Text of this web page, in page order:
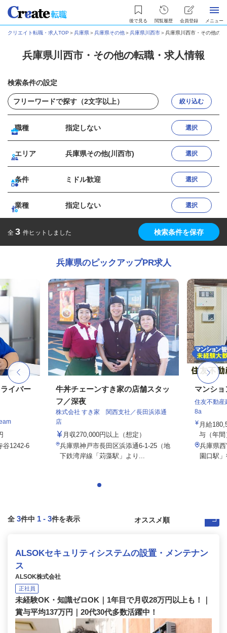
後で見る 閲覧履歴 会員登録 メニュー
クリエイト転職・求人TOP ＞兵庫県＞兵庫県その他＞兵庫県川西市＞兵庫県川西市・その他の
兵庫県川西市・その他の転職・求人情報
検索条件の設定
絞り込む
職種 指定しない 選択
エリア 兵庫県その他(川西市) 選択
条件 ミドル歓迎 選択
業種 指定しない 選択
全 3 件ヒットしました 検索条件を保存
兵庫県のピックアップPR求人
イバー
谷1242-6
牛丼チェーンすき家の店舗スタッ
フ／深夜
株式会社 すき家 関西支社／長田浜添通
店
月収270,000円以上（想定）
兵庫県神戸市長田区浜添通6-1-25（地
下鉄湾岸線「苅藻駅」より...
マンシ
住友不動産
8a
月給
与（年
兵庫県
園口駅
全 3件中 1 - 3件を表示
ALSOKセキュリティシステムの設置・メンテナン
ス
ALSOK株式会社
正社員
未経験OK・知識ゼロOK｜1年目で月収28万円以上も！｜
賞与平均137万円｜20代30代多数活躍中！